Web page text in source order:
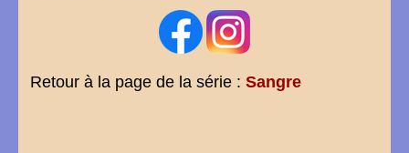
Retour à la page de la série : Sangre